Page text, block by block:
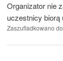
Organizator nie
uczestnicy biorą
Zaszufladkowano